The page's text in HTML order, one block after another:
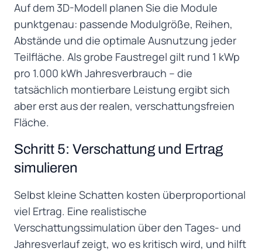
Auf dem 3D-Modell planen Sie die Module
punktgenau: passende Modulgröße, Reihen,
Abstände und die optimale Ausnutzung jeder
Teilfläche. Als grobe Faustregel gilt rund 1 kWp
pro 1.000 kWh Jahresverbrauch – die
tatsächlich montierbare Leistung ergibt sich
aber erst aus der realen, verschattungsfreien
Fläche.
Schritt 5: Verschattung und Ertrag
simulieren
Selbst kleine Schatten kosten überproportional
viel Ertrag. Eine realistische
Verschattungssimulation über den Tages- und
Jahresverlauf zeigt, wo es kritisch wird, und hilft